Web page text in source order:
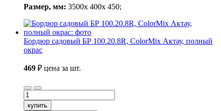
Размер, мм: 3500x 400x 450;
Бордюр садовый БР 100.20.8R, ColorMix Актау, полный
окрас
469 ₽ цена за шт.
купить